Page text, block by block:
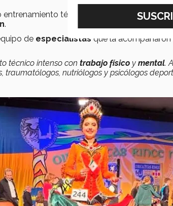
técnico constante, así como
.
de especialistas que la
técnico intenso con trabajo físico y mental.
nutriólogos y psicólogos